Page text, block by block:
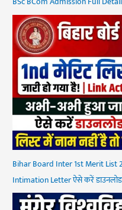
Bihar Board Inter 1st Merit List
Intimation Letter ऐसे करें डाउनलोड